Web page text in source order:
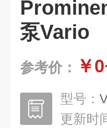
泵Vario
参考价： ￥
型号：
更新时